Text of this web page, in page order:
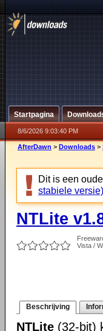
Startpagina
8/6/2026 9:03:40 PM
AfterDawn > Downloads >
Dit is een
stabiele versie)
NTLite
Vista /
Beschrijving
NTLite (32-bit)